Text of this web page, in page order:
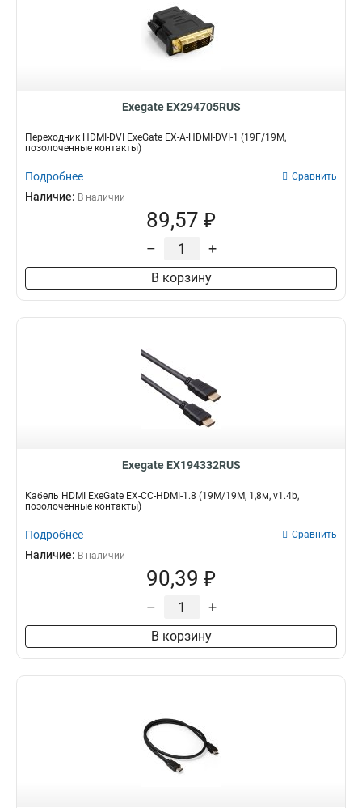
Exegate EX294705RUS
Переходник HDMI-DVI ExeGate EX-A-HDMI-DVI-1 (19F/19M,
позолоченные контакты)
Подробнее Сравнить
Наличие: В наличии
89,57 ₽
– +
В корзину
Exegate EX194332RUS
Кабель HDMI ExeGate EX-CC-HDMI-1.8 (19M/19M, 1,8м, v1.4b,
позолоченные контакты)
Подробнее Сравнить
Наличие: В наличии
90,39 ₽
– +
В корзину